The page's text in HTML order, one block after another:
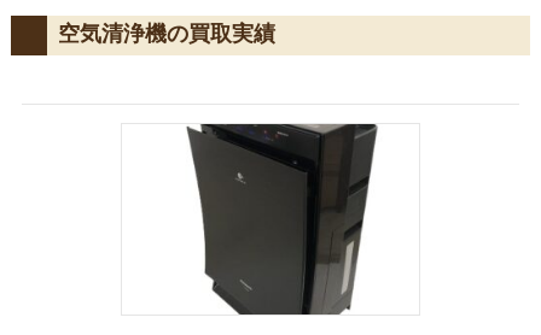
空気清浄機の買取実績